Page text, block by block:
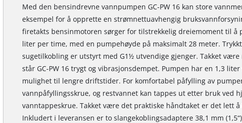
Med den bensindrevne vannpumpen GC-PW 16 kan store
eksempel for å opprette en strømnettuavhengig
firetakts bensinmotoren sørger for tilstrekkelig dreiemoment til å
liter per time, med en pumpehøyde på maksimalt 28 meter.
sugetilkobling er utstyrt med G1½ utvendige gjenger. Takket
står GC-PW 16 trygt og vibrasjonsdempet. Pumpen har en 1,3
mulighet til lengre driftstider. For komfortabel påfylling av
vannpåfyllingsskrue, og restvannet kan tappes ut etter bruk ved
vanntappeskrue. Takket være det praktiske håndtaket er det lett
Inkludert i leveransen er to slangekoblingsadaptere 38,1 mm